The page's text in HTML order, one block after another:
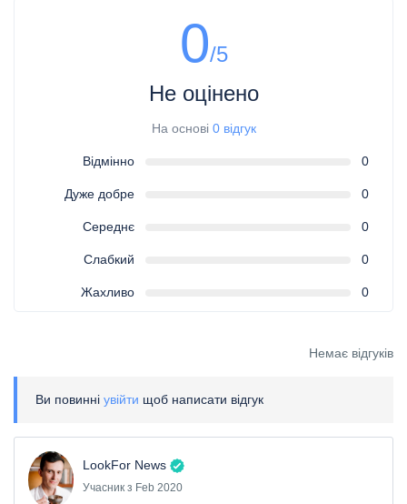
0/5
Не оцінено
На основі 0 відгук
Відмінно 0
Дуже добре 0
Середнє 0
Слабкий 0
Жахливо 0
Немає відгуків
Ви повинні увійти щоб написати відгук
LookFor News
Учасник з Feb 2020